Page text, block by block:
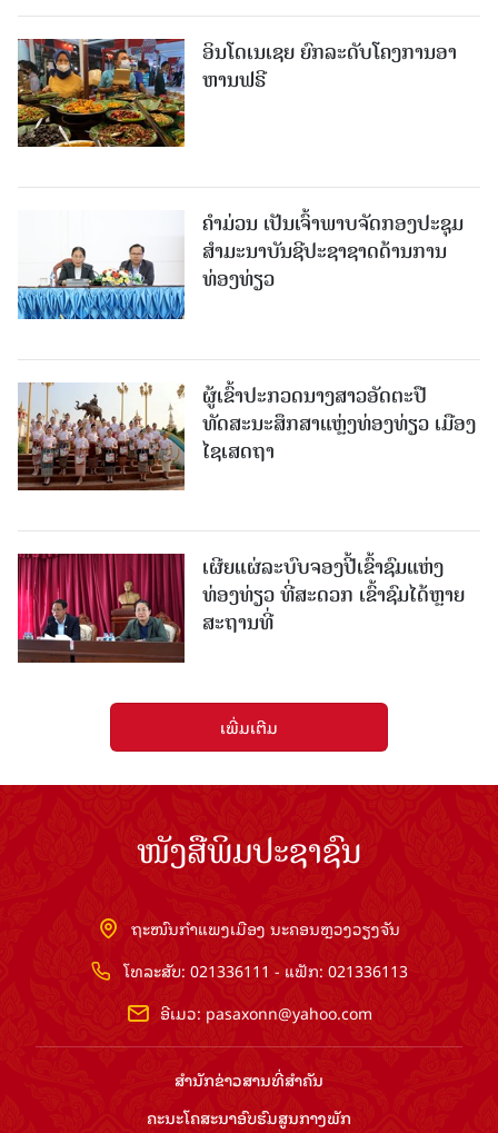
ອິນໂດເນເຊຍ ຍົກລະດັບໂຄງການອາ
ຫານຟຣີ
ຄໍາມ່ວນ ເປັນເຈົ້າພາບຈັດກອງປະຊຸມ
ສຳມະນາບັນຊີປະຊາຊາດດ້ານການ
ທ່ອງທ່ຽວ
ຜູ້ເຂົ້າປະກວດນາງສາວອັດຕະປື
ທັດສະນະສຶກສາແຫຼ່ງທ່ອງທ່ຽວ ເມືອງ
ໄຊເສດຖາ
ເຜີຍແຜ່ລະບົບຈອງປີ້ເຂົ້າຊົມແຫ່ງ
ທ່ອງທ່ຽວ ທີ່ສະດວກ ເຂົ້າຊົມໄດ້ຫຼາຍ
ສະຖານທີ່
ເພີ່ມເຕີມ
ໜັງສືພິມປະຊາຊົນ
ຖະໜົນກຳແພງເມືອງ ນະຄອນຫຼວງວຽງຈັນ
ໂທລະສັບ: 021336111 - ແຟັກ: 021336113
ອີເມວ: pasaxonn@yahoo.com
ສຳ​ນັກ​ຂ່າວ​ສານ​ທີ່​ສຳ​ຄັນ​
ຄະນະໂຄສະນາອົບຮົມ​ສູນ​ກາງ​ພັກ